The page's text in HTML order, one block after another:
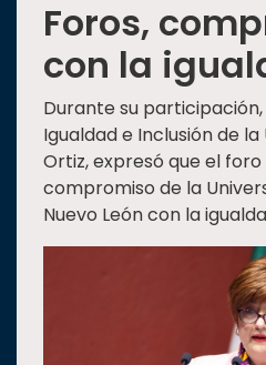
Foros,
con la
Durante su
Igualdad e Inclusión de la
Ortiz, expresó que el
compromiso de la
Nuevo León con la